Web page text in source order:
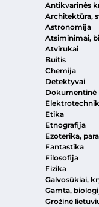
Antikvarinės
Architektūra,
Astronomija
Atsiminimai,
Atvirukai
Buitis
Chemija
Detektyvai
Dokumentinė
Etika
Etnografija
Ezoterika,
Fantastika
Filosofija
Fizika
Galvosūkiai,
Gamta,
Grožinė